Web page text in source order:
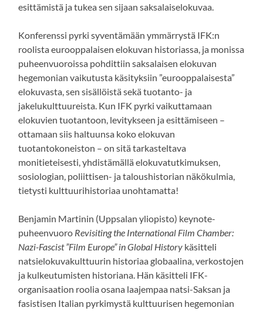
esittämistä ja tukea sen sijaan saksalaiselokuvaa.
Konferenssi pyrki syventämään ymmärrystä IFK:n
roolista eurooppalaisen elokuvan historiassa, ja monissa
puheenvuoroissa pohdittiin saksalaisen elokuvan
hegemonian vaikutusta käsityksiin ”eurooppalaisesta”
elokuvasta, sen sisällöistä sekä tuotanto- ja
jakelukulttuureista. Kun IFK pyrki vaikuttamaan
elokuvien tuotantoon, levitykseen ja esittämiseen –
ottamaan siis haltuunsa koko elokuvan
tuotantokoneiston – on sitä tarkasteltava
monitieteisesti, yhdistämällä elokuvatutkimuksen,
sosiologian, poliittisen- ja taloushistorian näkökulmia,
tietysti kulttuurihistoriaa unohtamatta!
Benjamin Martinin (Uppsalan yliopisto) keynote-
puheenvuoro Revisiting the International Film Chamber:
Nazi-Fascist ”Film Europe” in Global History käsitteli
natsielokuvakulttuurin historiaa globaalina, verkostojen
ja kulkeutumisten historiana. Hän käsitteli IFK-
organisaation roolia osana laajempaa natsi-Saksan ja
fasistisen Italian pyrkimystä kulttuurisen hegemonian